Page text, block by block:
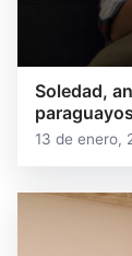
Soledad,
13 de enero,